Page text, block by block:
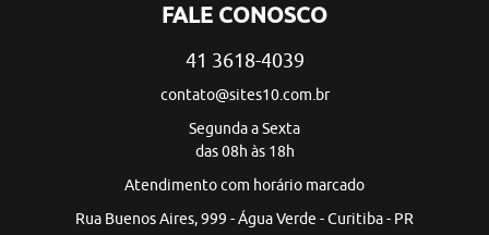
FALE CONOSCO
41 3618-4039
contato@sites10.com.br
Segunda a Sexta
das 08h às 18h
Atendimento com horário marcado
Rua Buenos Aires, 999 - Água Verde - Curitiba - PR